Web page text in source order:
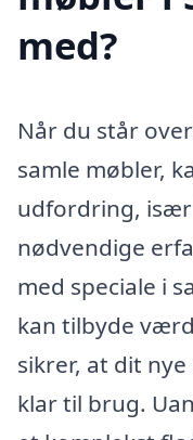
med?
Når du står
samle møbler,
udfordring, især
nødvendige
med speciale i
kan tilbyde
sikrer, at dit
klar til brug.